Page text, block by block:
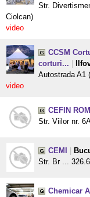
Str.
Ciolcan)
video
CCSM
corturi...
Autostrada A1
video
CEFIN
Str. Viilor nr.
CEMI
Str. Br ...
Chemicar